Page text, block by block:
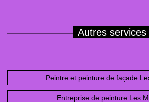
Autres services
Peintre et peinture de façade
Entreprise de peinture Les